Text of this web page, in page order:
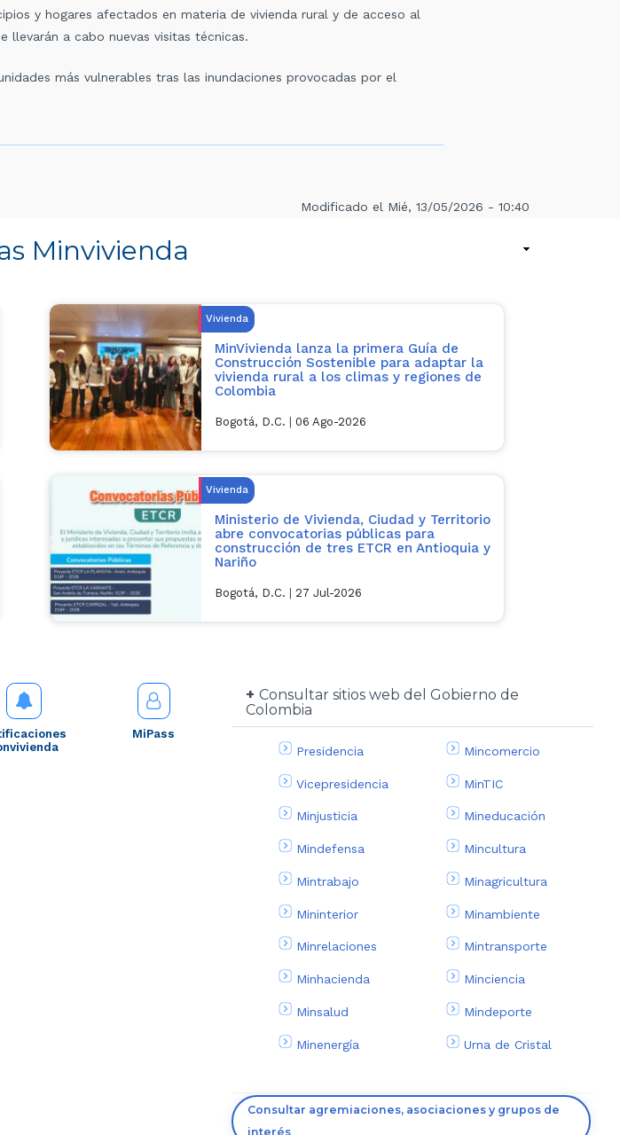
y hogares afectados en materia de vivienda rural y de acceso al
llevarán a cabo nuevas visitas técnicas.
más vulnerables tras las inundaciones provocadas por el
Modificado el Mié, 13/05/2026 - 10:40
Minvivienda
Vivienda
MinVivienda lanza la primera Guía de
Construcción Sostenible para adaptar la
vivienda rural a los climas y regiones de
Colombia
Bogotá, D.C. 06 Ago-2026
Vivienda
Ministerio de Vivienda, Ciudad y Territorio
abre convocatorias públicas para
construcción de tres ETCR en Antioquia y
Nariño
Bogotá, D.C. 27 Jul-2026
MiPass
Consultar sitios web del Gobierno de
Colombia
Presidencia
Vicepresidencia
Minjusticia
Mindefensa
Mintrabajo
Mininterior
Minrelaciones
Minhacienda
Minsalud
Minenergía
Mincomercio
MinTIC
Mineducación
Mincultura
Minagricultura
Minambiente
Mintransporte
Minciencia
Mindeporte
Urna de Cristal
Consultar agremiaciones, asociaciones y grupos de
interés